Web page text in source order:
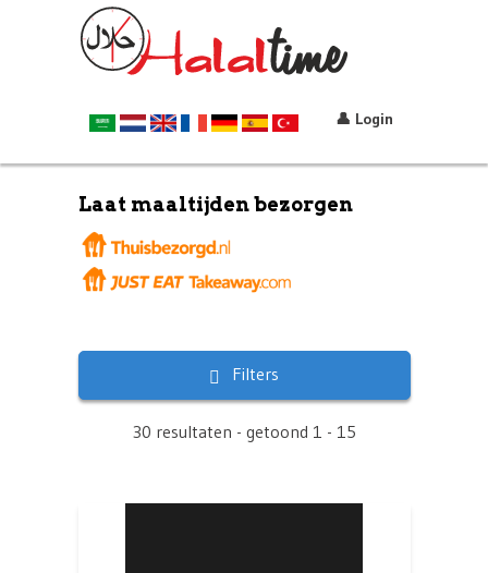
👤 Login
Laat maaltijden bezorgen
Filters
30 resultaten - getoond 1 - 15